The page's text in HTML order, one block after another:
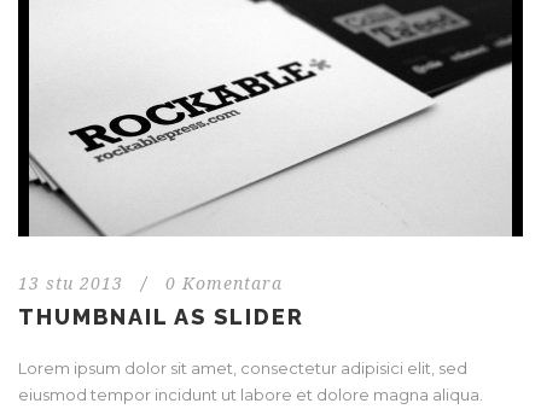
13 stu 2013 / 0 Komentara
THUMBNAIL AS SLIDER
Lorem ipsum dolor sit amet, consectetur adipisici elit, sed
eiusmod tempor incidunt ut labore et dolore magna aliqua.